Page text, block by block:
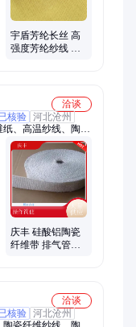
宇盾芳纶长丝 高
强度芳纶纱线 阻
洽谈
核验 河北沧州
、高温纱线、陶瓷
、陶瓷纤维盘根、
庆丰 硅酸铝陶瓷
纤维带 排气管用
洽谈
核验 河北沧州